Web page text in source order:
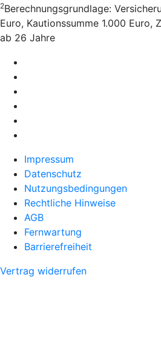
2Berechnungsgrundlage:
Euro, Kautionssumme 1.000 Euro,
ab 26 Jahre
Impressum
Datenschutz
Nutzungsbedingungen
Rechtliche Hinweise
AGB
Fernwartung
Barrierefreiheit
Vertrag widerrufen